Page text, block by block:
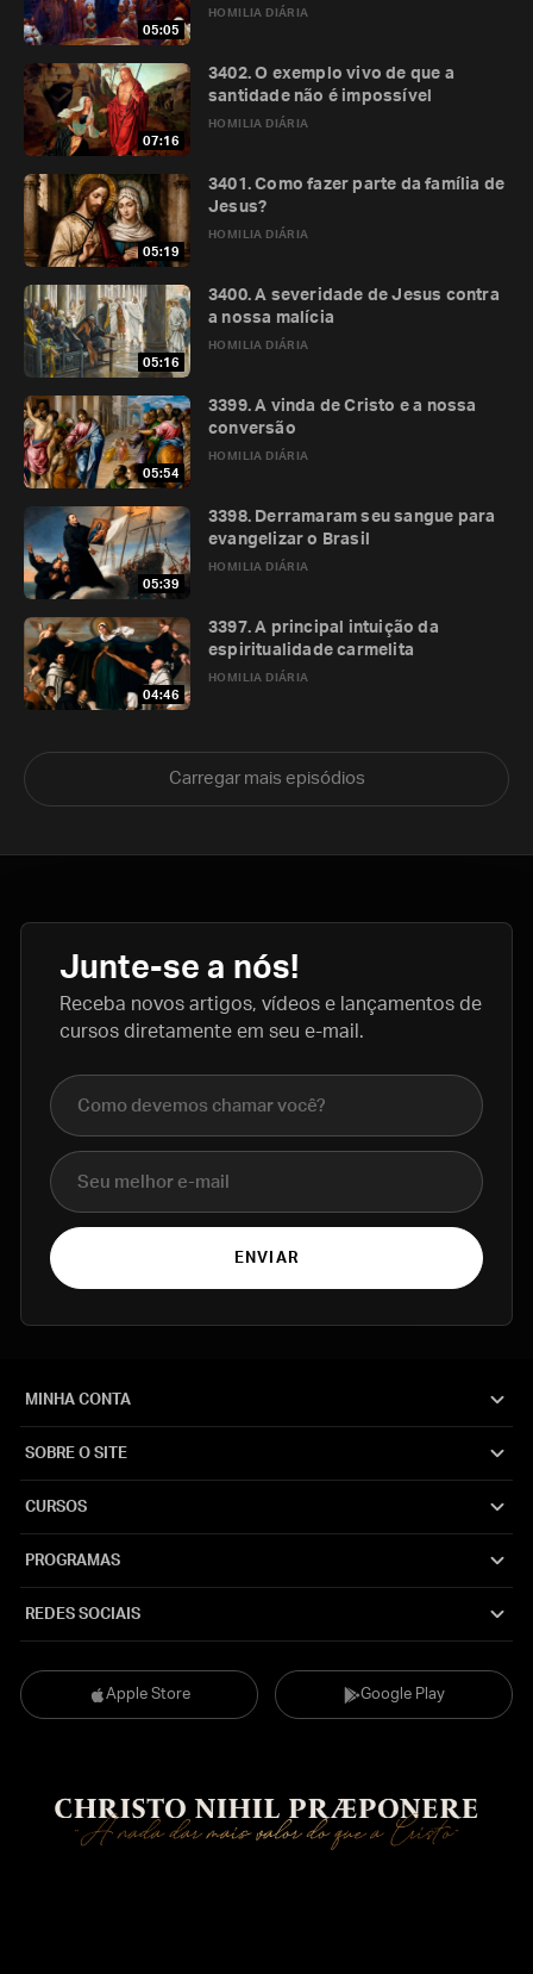
05:05
HOMILIA DIÁRIA
07:16
HOMILIA DIÁRIA
3402. O exemplo vivo de que a
santidade não é impossível
05:19
HOMILIA DIÁRIA
3401. Como fazer parte da família de
Jesus?
05:16
HOMILIA DIÁRIA
3400. A severidade de Jesus contra
a nossa malícia
05:54
HOMILIA DIÁRIA
3399. A vinda de Cristo e a nossa
conversão
05:39
HOMILIA DIÁRIA
3398. Derramaram seu sangue para
evangelizar o Brasil
04:46
HOMILIA DIÁRIA
3397. A principal intuição da
espiritualidade carmelita
Carregar mais episódios
Junte-se a nós!
Receba novos artigos, vídeos e lançamentos de
cursos diretamente em seu e-mail.
Nome completo
E-mail
ENVIAR
Apple Store Google Play
MINHA CONTA
SOBRE O SITE
CURSOS
PROGRAMAS
REDES SOCIAIS